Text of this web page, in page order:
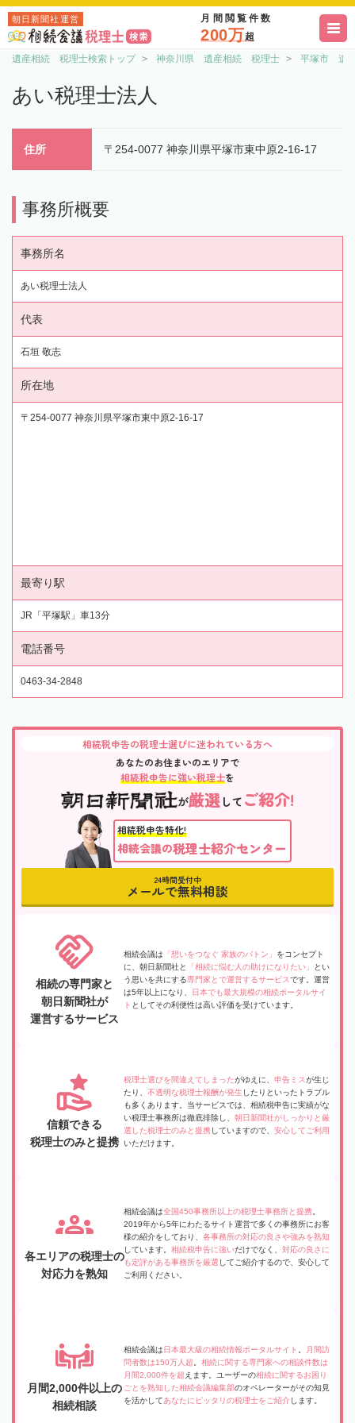
朝日新聞社運営 月間閲覧件数
200万超
遺産相続 税理士検索トップ 神奈川県 遺産相続 税理士 平塚市 遺
あい税理士法人
住所 〒254-0077 神奈川県平塚市東中原2-16-17
事務所概要
事務所名
あい税理士法人
代表
石垣 敬志
所在地
〒254-0077 神奈川県平塚市東中原2-16-17
最寄り駅
JR「平塚駅」車13分
電話番号
0463-34-2848
相続税申告の税理士選びに迷われている方へ
あなたのお住まいのエリアで
相続税申告に強い税理士を
が厳選して ご紹介!
相続税申告特化!
相続会議の税理士紹介センター
24時間受付中
メールで無料相談
相続の専門家と
朝日新聞社が
運営するサービス
相続会議は 「想いをつなぐ 家族のバトン」 をコンセプト
に、朝日新聞社と
「相続に悩む人の助けになりたい」
とい
う思いを共にする専門家とで運営するサービスです。運営
は5年以上になり、
日本でも最大規模の相続ポータルサイ
ト としてその利便性は高い評価を受けています。
信頼できる
税理士のみと提携
税理士選びを間違えてしまったがゆえに、 申告ミスが生じ
たり、 不透明な税理士報酬が発生 したりといったトラブル
も多くあります。当サービスでは、相続税申告に実績がな
い税理士事務所は徹底排除し、 朝日新聞社がしっかりと厳
選した税理士のみと提携していますので、 安心してご利用
いただけます。
各エリアの税理士の
対応力を熟知
相続会議は全国450事務所以上の税理士事務所と提携
2019年から5年にわたるサイト運営で多くの事務所にお客
様の紹介をしており、 各事務所の対応の良さや強みを熟知
しています。 相続税申告に強いだけでなく、 対応の良さに
も定評がある事務所を厳選 してご紹介するので、安心して
ご利用ください。
月間2,000件以上の
相続相談
相続会議は 日本最大級の相続情報ポータルサイト
月間訪
問者数は150万人超
相続に関する専門家への相談件数は
月間2,000件を超 えます。ユーザーの相続に関するお困り
ごとを熟知した相続会議編集部のオペレーターがその知見
を活かしてあなたにピッタリの税理士をご紹介 します。